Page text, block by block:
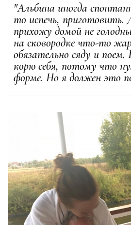
"Альбина иногда
то испечь, приготовить.
прихожу домой не
на сковородке что-то
обязательно сяду и
корю себя, потому что
форме. Но я должен это